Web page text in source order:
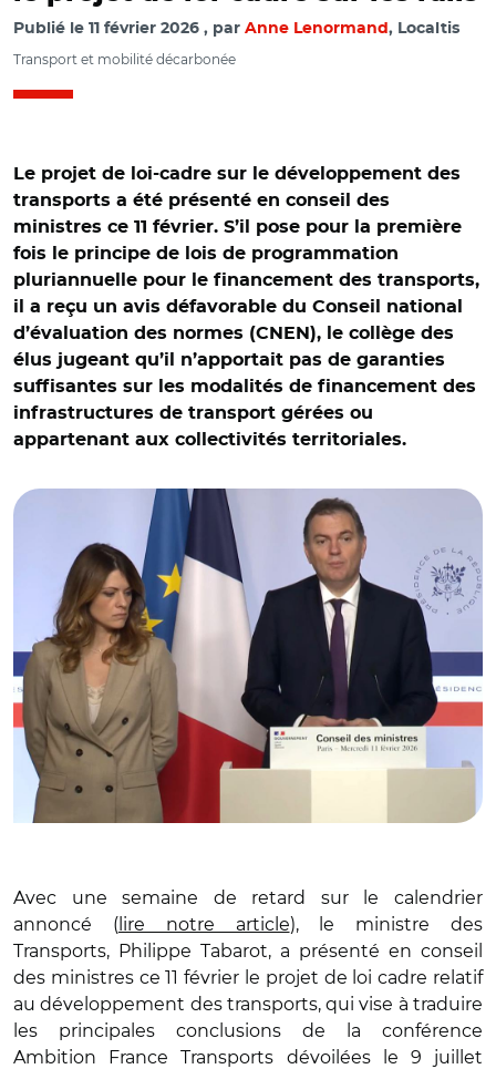
Publié le 11 février 2026 par Anne Lenormand , Localtis
Transport et mobilité décarbonée
Le projet de loi-cadre sur le développement des
transports a été présenté en conseil des
ministres ce 11 février. S’il pose pour la première
fois le principe de lois de programmation
pluriannuelle pour le financement des transports,
il a reçu un avis défavorable du Conseil national
d’évaluation des normes (CNEN), le collège des
élus jugeant qu’il n’apportait pas de garanties
suffisantes sur les modalités de financement des
infrastructures de transport gérées ou
appartenant aux collectivités territoriales.
© Capture vidéo @Élysée/ Maud Bregeon et Philippe
Avec une semaine de retard sur le calendrier
annoncé (lire notre article), le ministre des
Transports, Philippe Tabarot, a présenté en conseil
des ministres ce 11 février le projet de loi cadre relatif
au développement des transports, qui vise à traduire
les principales conclusions de la conférence
Ambition France Transports dévoilées le 9 juillet